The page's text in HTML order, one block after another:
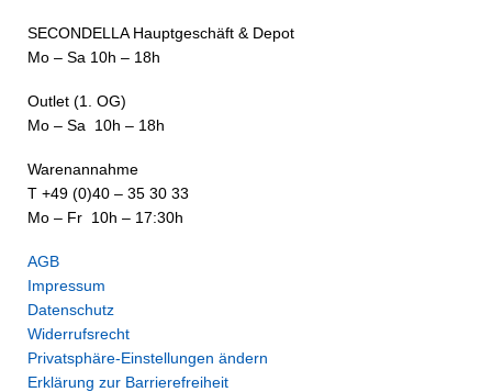
SECONDELLA Hauptgeschäft & Depot
Mo – Sa 10h – 18h
Outlet (1. OG)
Mo – Sa 10h – 18h
Warenannahme
T +49 (0)40 – 35 30 33
Mo – Fr 10h – 17:30h
AGB
Impressum
Datenschutz
Widerrufsrecht
Privatsphäre-Einstellungen ändern
Erklärung zur Barrierefreiheit